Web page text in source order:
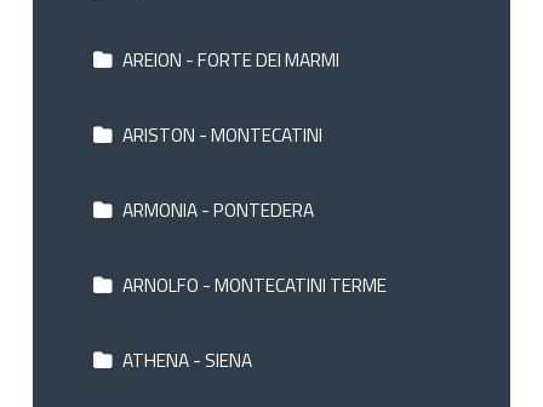
AREION - FORTE DEI MARMI
ARISTON - MONTECATINI
ARMONIA - PONTEDERA
ARNOLFO - MONTECATINI TERME
ATHENA - SIENA